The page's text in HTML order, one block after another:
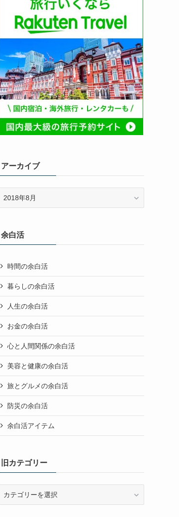
アーカイブ
ブ余白活
時間の余白活
暮らしの余白活
人生の余白活
お金の余白活
心と人間関係の余白活
美容と健康の余白活
旅とグルメの余白活
防災の余白活
余白活アイテム
旧カテゴリー